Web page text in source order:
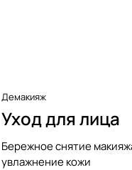
Демакияж
Уход для лица
Бережное снятие
увлажнение кожи